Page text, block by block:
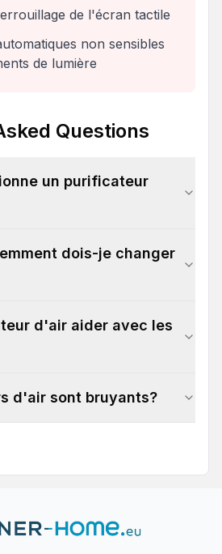
de l'écran tactile
non sensibles
de lumière
Questions
un purificateur
dois-je changer
d'air aider avec les
d'air sont bruyants?